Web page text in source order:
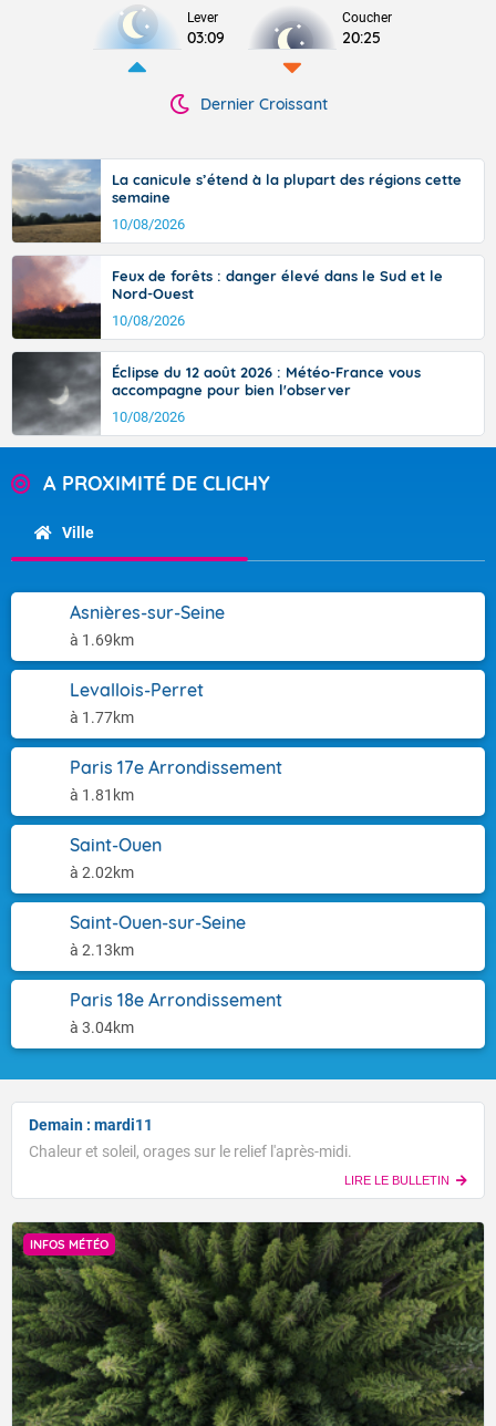
Lever
03:09
Coucher
20:25
Dernier Croissant
La canicule s’étend à la plupart des régions cette
semaine
10/08/2026
Feux de forêts : danger élevé dans le Sud et le
Nord-Ouest
10/08/2026
Éclipse du 12 août 2026 : Météo-France vous
accompagne pour bien l'observer
10/08/2026
A PROXIMITÉ DE CLICHY
Ville
Asnières-sur-Seine
à 1.69km
Levallois-Perret
à 1.77km
Paris 17e Arrondissement
à 1.81km
Saint-Ouen
à 2.02km
Saint-Ouen-sur-Seine
à 2.13km
Paris 18e Arrondissement
à 3.04km
Demain : mardi11
Chaleur et soleil, orages sur le relief l'après-midi.
LIRE LE BULLETIN
INFOS MÉTÉO